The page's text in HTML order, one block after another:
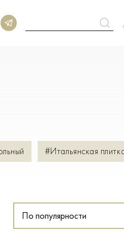
#Итальянская
По популярности